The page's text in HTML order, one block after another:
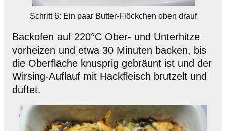
Schritt 6: Ein paar Butter-Flöckchen oben drauf
Backofen auf 220°C Ober- und Unterhitze
vorheizen und etwa 30 Minuten backen, bis
die Oberfläche knusprig gebräunt ist und der
Wirsing-Auflauf mit Hackfleisch brutzelt und
duftet.